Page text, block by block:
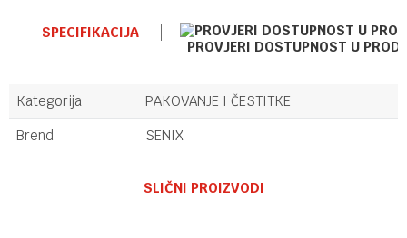
SPECIFIKACIJA
PROVJERI DOSTUPNOST U
Kategorija
PAKOVANJE I ČESTITKE
Brend
SENIX
SLIČNI PROIZVODI